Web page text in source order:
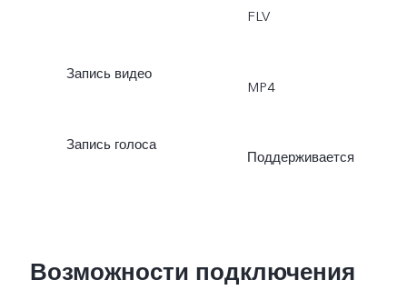
FLV
Запись видео
MP4
Запись голоса
Поддерживается
Возможности подключения